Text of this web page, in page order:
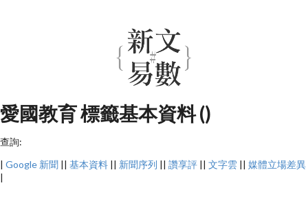
愛國教育 標籤基本資料 ()
查詢:
| Google 新聞 || 基本資料 || 新聞序列 || 讚享評 || 文字雲 || 媒體立場差異
|